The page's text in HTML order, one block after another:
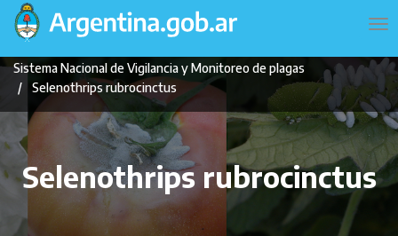
Pasar
contenido
principal
Navegación
principal
Sistema Nacional de Vigilancia y Monitoreo de plagas
Selenothrips rubrocinctus
Selenothrips rubrocinctus